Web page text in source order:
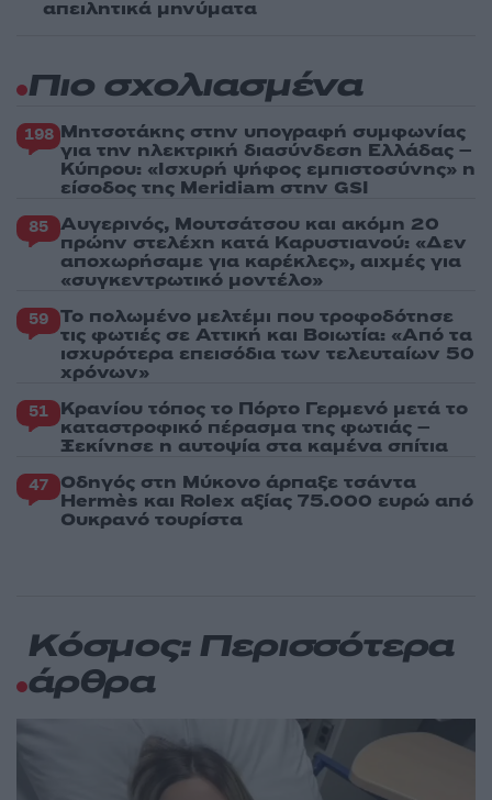
απειλητικά μηνύματα
Πιο σχολιασμένα
198 Μητσοτάκης στην υπογραφή συμφωνίας
για την ηλεκτρική διασύνδεση Ελλάδας –
Κύπρου: «Ισχυρή ψήφος εμπιστοσύνης» η
είσοδος της Meridiam στην GSI
85 Αυγερινός, Μουτσάτσου και ακόμη 20
πρώην στελέχη κατά Καρυστιανού: «Δεν
αποχωρήσαμε για καρέκλες», αιχμές για
«συγκεντρωτικό μοντέλο»
59 Το πολωμένο μελτέμι που τροφοδότησε
τις φωτιές σε Αττική και Βοιωτία: «Από τα
ισχυρότερα επεισόδια των τελευταίων 50
χρόνων»
51 Κρανίου τόπος το Πόρτο Γερμενό μετά το
καταστροφικό πέρασμα της φωτιάς –
Ξεκίνησε η αυτοψία στα καμένα σπίτια
47 Οδηγός στη Μύκονο άρπαξε τσάντα
Hermès και Rolex αξίας 75.000 ευρώ από
Ουκρανό τουρίστα
Κόσμος: Περισσότερα
άρθρα